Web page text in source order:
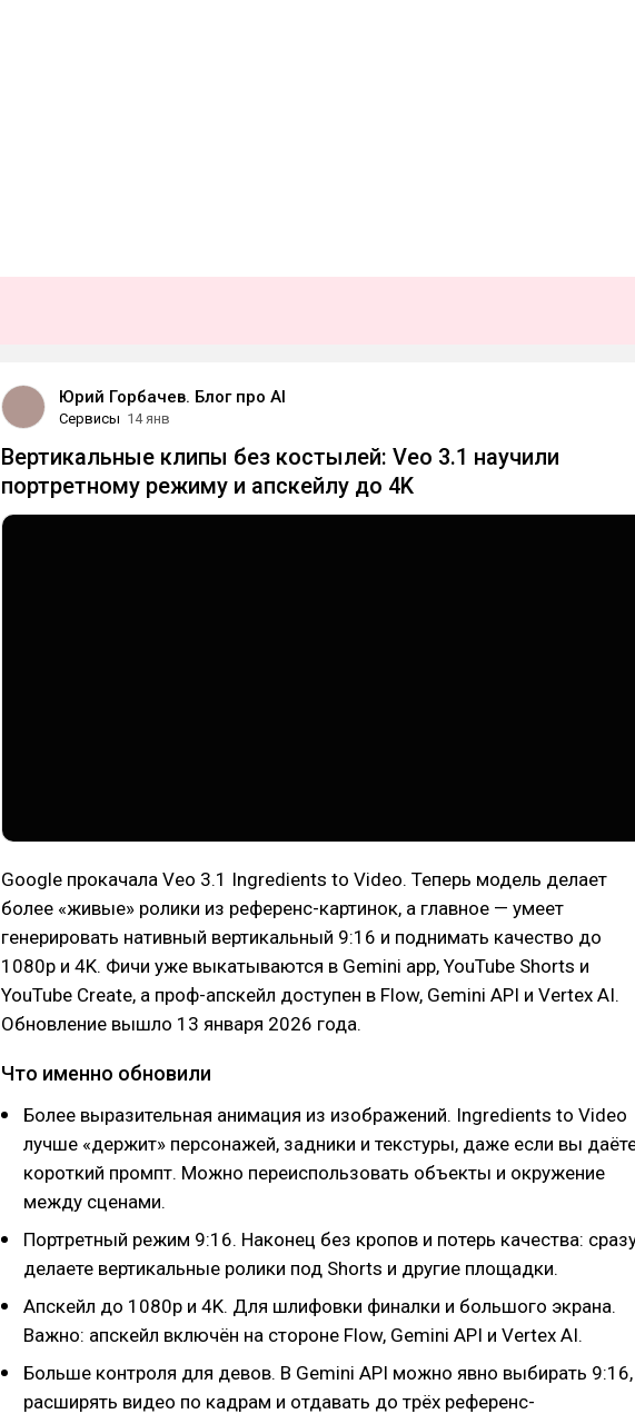
Юрий Горбачев. Блог про AI
Сервисы 14 янв
Вертикальные клипы без костылей: Veo 3.1 научили
портретному режиму и апскейлу до 4K
Google прокачала Veo 3.1 Ingredients to Video. Теперь модель делает
более «живые» ролики из референс-картинок, а главное — умеет
генерировать нативный вертикальный 9:16 и поднимать качество до
1080p и 4K. Фичи уже выкатываются в Gemini app, YouTube Shorts и
YouTube Create, а проф-апскейл доступен в Flow, Gemini API и Vertex AI.
Обновление вышло 13 января 2026 года.
Что именно обновили
Более выразительная анимация из изображений. Ingredients to Video
лучше «держит» персонажей, задники и текстуры, даже если вы
короткий промпт. Можно переиспользовать объекты и окружение
между сценами.
Портретный режим 9:16. Наконец без кропов и потерь качества:
делаете вертикальные ролики под Shorts и другие площадки.
Апскейл до 1080p и 4K. Для шлифовки финалки и большого экрана.
Важно: апскейл включён на стороне Flow, Gemini API и Vertex AI.
Больше контроля для девов. В Gemini API можно явно выбирать 9:16,
расширять видео по кадрам и отдавать до трёх референс-